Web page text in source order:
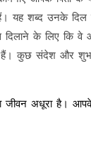
हैं। यह शब्द उनके
दिलाने के लिए कि
हैं। कुछ संदेश और
जीवन अधूरा है।